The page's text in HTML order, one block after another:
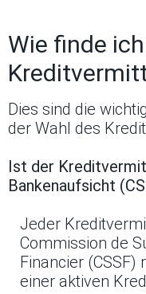
Wie finde
Dies sind die
der Wahl des
Ist der
Bankenaufsicht
Jeder
Commission de
Financier (CSSF)
einer aktiven